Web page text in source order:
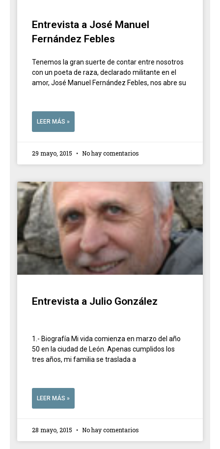
Entrevista a José Manuel
Fernández Febles
Tenemos la gran suerte de contar entre nosotros
con un poeta de raza, declarado militante en el
amor, José Manuel Fernández Febles, nos abre su
LEER MÁS »
29 mayo, 2015 No hay comentarios
Entrevista a Julio González
1.- Biografía Mi vida comienza en marzo del año
50 en la ciudad de León. Apenas cumplidos los
tres años, mi familia se traslada a
LEER MÁS »
28 mayo, 2015 No hay comentarios